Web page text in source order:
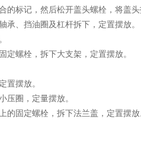
标记，然后松开盖头螺栓，将盖头
、挡油圈及杠杆拆下，定置摆放。
螺栓，拆下大支架，定置摆放。
摆放。
圈，定量摆放。
固定螺栓，拆下法兰盖，定置摆放